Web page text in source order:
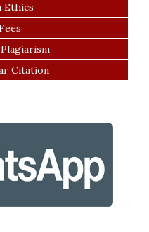
Ethics
Citation